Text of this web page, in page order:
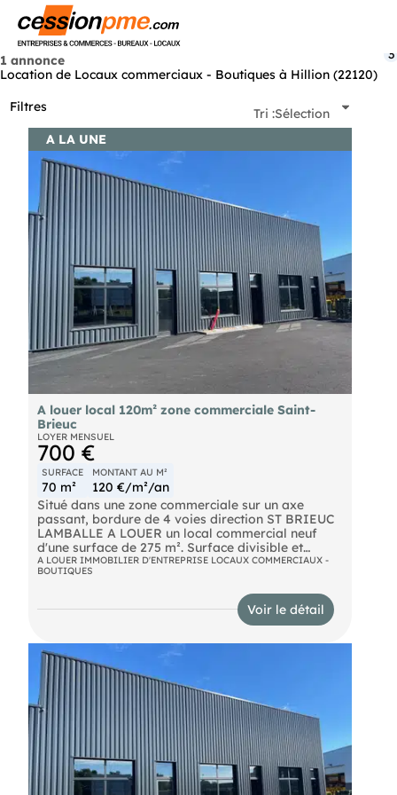
1 annonce
Location de Locaux commerciaux - Boutiques à Hillion (22120)
Filtres
3
Tri :Sélection
A LA UNE
A louer local 120m² zone commerciale Saint-
Brieuc
LOYER MENSUEL
700 €
SURFACE
70 m²
MONTANT AU M²
120 €/m²/an
Situé dans une zone commerciale sur un axe
passant, bordure de 4 voies direction ST BRIEUC
LAMBALLE A LOUER un local commercial neuf
d'une surface de 275 m². Surface divisible et
travaux possibles suivant projet 'VOIR PLAN"
Cellule 1 : 70 m2 cellule 2 : 75 m2 cellule 3 128 m2
bonne visibilité. Idéal pour une fromagerie,
caviste, boutique bio, boulangerie-sandwicherie,
Loyer mensuel à partir de : 700 € HT
- Dépôt de garantie : 1400 €
- Honoraires charges locataire : 840 € HT
rédaction de bail : 700 € HT. Pour toutes
informations complémentaires, contactez au . Ce
local vous est présenté par l'agence immobilière
située à Perros-Guirec (titulaire de la carte
professionnelle n°2203 20 3)
A LOUER IMMOBILIER D'ENTREPRISE LOCAUX COMMERCIAUX -
BOUTIQUES
Voir le détail